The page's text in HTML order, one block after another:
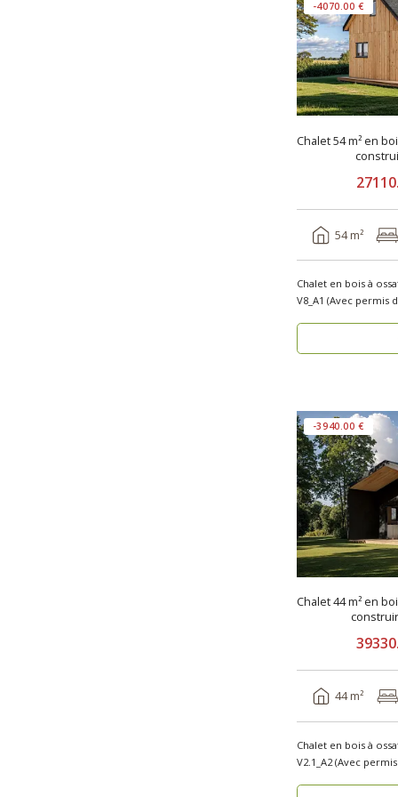
-4070.00 €
Chalet 54 m² en
54 m²
Chalet en bois à
-3940.00 €
Chalet 44 m² en
44 m²
Chalet en bois à